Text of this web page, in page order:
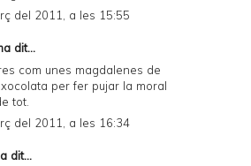
del 2011, a les 15:55
dit...
com unes magdalenes de
per fer pujar la moral
tot.
del 2011, a les 16:34
dit...